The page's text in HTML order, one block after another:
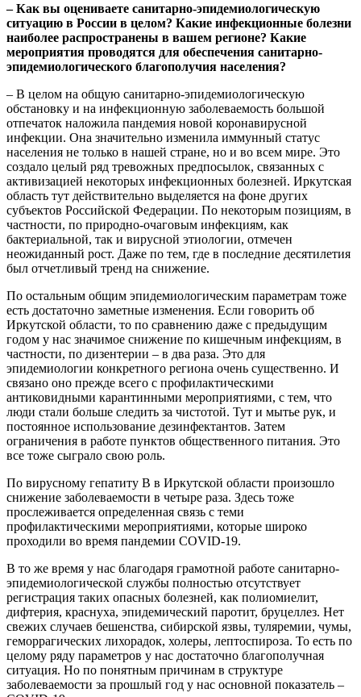
– Как вы оцениваете санитарно-эпидемиологическую
ситуацию в России в целом? Какие инфекционные болезни
наиболее распространены в вашем регионе? Какие
мероприятия проводятся для обеспечения санитарно-
эпидемиологического благополучия населения?
– В целом на общую санитарно-эпидемиологическую
обстановку и на инфекционную заболеваемость большой
отпечаток наложила пандемия новой коронавирусной
инфекции. Она значительно изменила иммунный статус
населения не только в нашей стране, но и во всем мире. Это
создало целый ряд тревожных предпосылок, связанных с
активизацией некоторых инфекционных болезней. Иркутская
область тут действительно выделяется на фоне других
субъектов Российской Федерации. По некоторым позициям, в
частности, по природно-очаговым инфекциям, как
бактериальной, так и вирусной этиологии, отмечен
неожиданный рост. Даже по тем, где в последние десятилетия
был отчетливый тренд на снижение.
По остальным общим эпидемиологическим параметрам тоже
есть достаточно заметные изменения. Если говорить об
Иркутской области, то по сравнению даже с предыдущим
годом у нас значимое снижение по кишечным инфекциям, в
частности, по дизентерии – в два раза. Это для
эпидемиологии конкретного региона очень существенно. И
связано оно прежде всего с профилактическими
антиковидными карантинными мероприятиями, с тем, что
люди стали больше следить за чистотой. Тут и мытье рук, и
постоянное использование дезинфектантов. Затем
ограничения в работе пунктов общественного питания. Это
все тоже сыграло свою роль.
По вирусному гепатиту B в Иркутской области произошло
снижение заболеваемости в четыре раза. Здесь тоже
прослеживается определенная связь с теми
профилактическими мероприятиями, которые широко
проходили во время пандемии COVID-19.
В то же время у нас благодаря грамотной работе санитарно-
эпидемиологической службы полностью отсутствует
регистрация таких опасных болезней, как полиомиелит,
дифтерия, краснуха, эпидемический паротит, бруцеллез. Нет
свежих случаев бешенства, сибирской язвы, туляремии, чумы,
геморрагических лихорадок, холеры, лептоспироза. То есть по
целому ряду параметров у нас достаточно благополучная
ситуация. Но по понятным причинам в структуре
заболеваемости за прошлый год у нас основной показатель –